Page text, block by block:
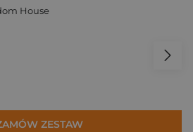
House
ZESTAW